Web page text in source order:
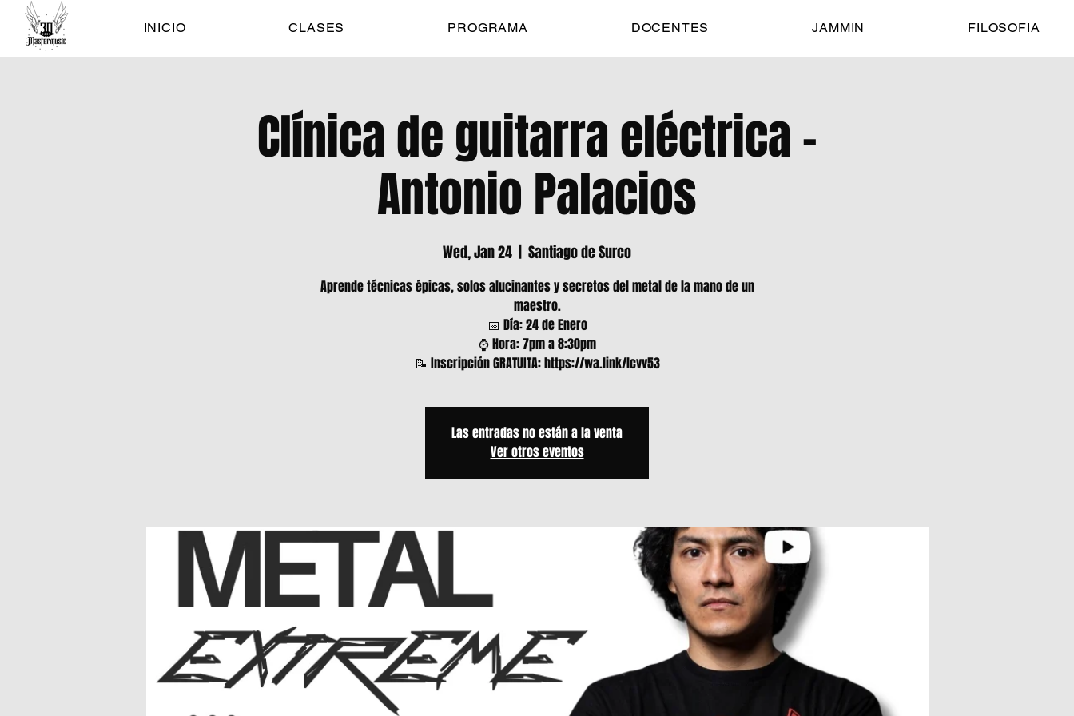
INICIO CLASES PROGRAMA DOCENTES JAMMIN FILOSOFIA
Clínica de guitarra eléctrica -
Antonio Palacios
Wed, Jan 24 Santiago de Surco
Aprende técnicas épicas, solos alucinantes y secretos del metal de la mano de un
maestro.
📅 Día: 24 de Enero
⌚ Hora: 7pm a 8:30pm
📝 Inscripción GRATUITA: https://wa.link/lcvv53
Las entradas no están a la venta
Ver otros eventos